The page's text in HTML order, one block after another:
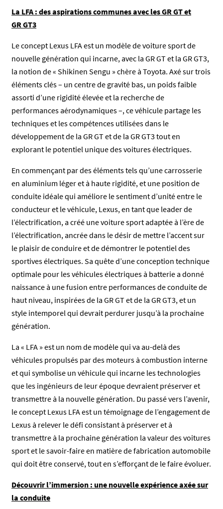
La LFA : des aspirations communes avec les GR GT et
GR GT3
Le concept Lexus LFA est un modèle de voiture sport de
nouvelle génération qui incarne, avec la GR GT et la GR GT3,
la notion de « Shikinen Sengu » chère à Toyota. Axé sur trois
éléments clés – un centre de gravité bas, un poids faible
assorti d’une rigidité élevée et la recherche de
performances aérodynamiques –, ce véhicule partage les
techniques et les compétences utilisées dans le
développement de la GR GT et de la GR GT3 tout en
explorant le potentiel unique des voitures électriques.
En commençant par des éléments tels qu’une carrosserie
en aluminium léger et à haute rigidité, et une position de
conduite idéale qui améliore le sentiment d’unité entre le
conducteur et le véhicule, Lexus, en tant que leader de
l’électrification, a créé une voiture sport adaptée à l’ère de
l’électrification, ancrée dans le désir de mettre l’accent sur
le plaisir de conduire et de démontrer le potentiel des
sportives électriques. Sa quête d’une conception technique
optimale pour les véhicules électriques à batterie a donné
naissance à une fusion entre performances de conduite de
haut niveau, inspirées de la GR GT et de la GR GT3, et un
style intemporel qui devrait perdurer jusqu’à la prochaine
génération.
La « LFA » est un nom de modèle qui va au-delà des
véhicules propulsés par des moteurs à combustion interne
et qui symbolise un véhicule qui incarne les technologies
que les ingénieurs de leur époque devraient préserver et
transmettre à la nouvelle génération. Du passé vers l’avenir,
le concept Lexus LFA est un témoignage de l’engagement de
Lexus à relever le défi consistant à préserver et à
transmettre à la prochaine génération la valeur des voitures
sport et le savoir-faire en matière de fabrication automobile
qui doit être conservé, tout en s’efforçant de le faire évoluer.
Découvrir l’immersion : une nouvelle expérience axée sur
la conduite